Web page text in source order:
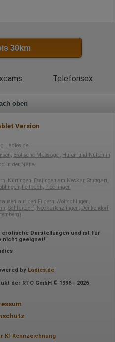
und Feedbackfunktionen, die
30km
Telefonsex
oben
Version
Ladies.de
, Erotische Massage , Huren und Nutten in
in der Nähe
, Nürtingen, Esslingen am Neckar, Stuttgart,
, Fellbach, Plochingen
auf den Fildern, Wolfschlugen,
, Schlaitdorf, Neckartenzlingen, Denkendorf
erotische Darstellungen und ist für
nicht geeignet!
by Ladies.de
der RTO GmbH © 1996 - 2026
KI-Kennzeichnung